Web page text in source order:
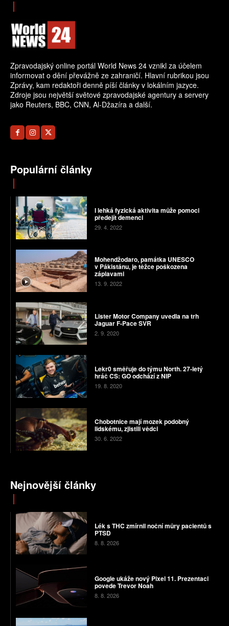
Zpravodajský online portál World News 24 vznikl za účelem
informovat o dění převážně ze zahraničí. Hlavní rubrikou jsou
Zprávy, kam redaktoři denně píší články v lokálním jazyce.
Zdroje jsou největší světové zpravodajské agentury a servery
jako Reuters, BBC, CNN, Al-Džazíra a další.
Populární články
I lehká fyzická aktivita může pomoci
předejít demenci
29. 4. 2022
Mohendžodaro, památka UNESCO
v Pákistánu, je těžce poškozena
záplavami
13. 9. 2022
Lister Motor Company uvedla na trh
Jaguar F-Pace SVR
2. 9. 2020
Lekr0 směřuje do týmu North. 27-letý
hráč CS: GO odchází z NIP
19. 8. 2020
Chobotnice mají mozek podobný
lidskému, zjistili vědci
30. 6. 2022
Nejnovější články
Lék s THC zmírnil noční můry pacientů s
PTSD
8. 8. 2026
Google ukáže nový Pixel 11. Prezentaci
povede Trevor Noah
8. 8. 2026